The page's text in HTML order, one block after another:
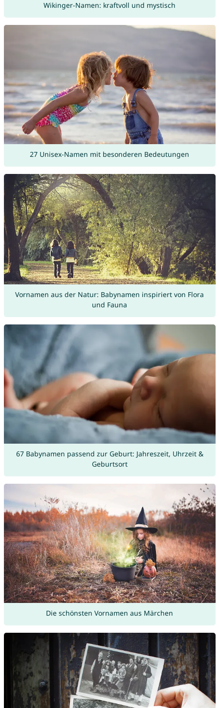
Wikinger-Namen: kraftvoll und mystisch
27 Unisex-Namen mit besonderen Bedeutungen
Vornamen aus der Natur: Babynamen inspiriert von Flora
und Fauna
67 Babynamen passend zur Geburt: Jahreszeit, Uhrzeit &
Geburtsort
Die schönsten Vornamen aus Märchen